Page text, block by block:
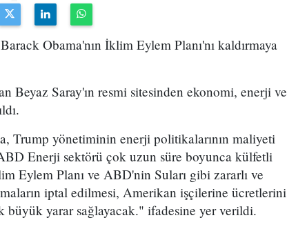
Obama'nın İklim Eylem Planı'nı kaldırmaya
Beyaz Saray'ın resmi sitesinden ekonomi, enerji ve
Trump yönetiminin enerji politikalarının maliyeti
Enerji sektörü çok uzun süre boyunca külfetli
Eylem Planı ve ABD'nin Suları gibi zararlı ve
iptal edilmesi, Amerikan işçilerine ücretlerini
büyük yarar sağlayacak." ifadesine yer verildi.